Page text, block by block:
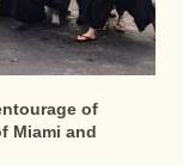
of
Miami and